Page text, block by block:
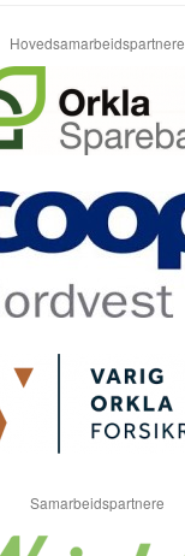
Hovedsamarbeidspartnere
Samarbeidspartnere